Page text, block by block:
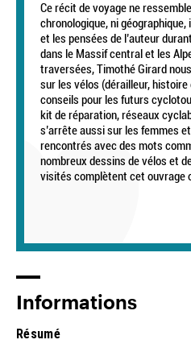
Ce récit de voyage ne
chronologique, ni
et les pensées de l’auteur
dans le Massif central et les
traversées, Timothé Girard
sur les vélos (dérailleur,
conseils pour les futurs
kit de réparation, réseaux
s’arrête aussi sur les femmes
rencontrés avec des mots
nombreux dessins de vélos et
visités complètent cet ouvrage
Informations
Résumé